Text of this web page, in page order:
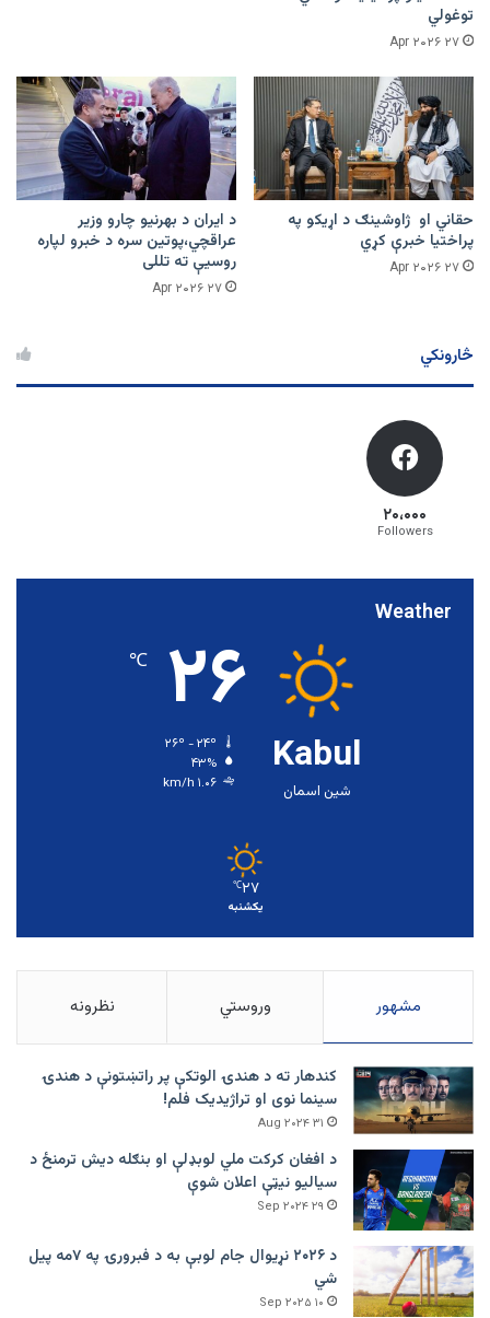
توغولي
۲۷ Apr ۲۰۲۶
حقاني او ژاوشینګ د اړیکو په
پراختیا خبرې کړي
۲۷ Apr ۲۰۲۶
د ایران د بهرنیو چارو وزیر
عراقچي،پوتین سره د خبرو لپاره
روسیې ته تللی
۲۷ Apr ۲۰۲۶
څارونکي
۲۰،۰۰۰
Followers
Weather
Kabul
شین اسمان
۲۶ ℃
۴۳%
۱.۰۶ km/h
۲۷℃
یکشنبه
مشهور وروستي نظرونه
کندهار ته د هندۍ الوتکې پر راتښتونې د هندۍ
سینما نوی او تراژيديک فلم!
۳۱ Aug ۲۰۲۴
د افغان کرکت ملي لوبډلې او بنګله دیش ترمنځ د
سیالیو نیټې اعلان شوې
۲۹ Sep ۲۰۲۴
د ۲۰۲۶ نړیوال جام لوبې به د فبرورۍ په ۷مه پیل
شي
۱۰ Sep ۲۰۲۵